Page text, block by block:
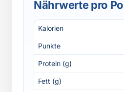
Nährwerte pro
Kalorien
Punkte
Protein (g)
Fett (g)